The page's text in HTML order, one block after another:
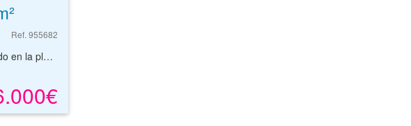
Ref. 955682
Local - Trastero de 109 m² ubicado en Monóvar, Alicante. Se trata de un local-trastero de 109 m² situado en la planta sótano del edificio. Se sitúa en el núcleo urbano de Monóvar, con acceso por la N-330 y buena conexión con la autovía A-31. La localidad dispone de líneas de autobús interurbano que comunican con poblaciones cercanas y estación de tren en el entorno comarcal. En la zona se pueden encontrar supermercados, centros educativos, instalaciones deportivas, oficinas bancarias y establecimientos de restauración. Cerca de el Hospital de Monóvar, el Teatro Principal de Monóvar y el Mercado de Abastos. Con nuestros servicios podrá encontrar trastero que necesita y asegurar su inversión con el mejor de los asesoramientos especializados. Empiece ahora mismo pidiendo más información. Un responsable cercano a usted le atenderá personalmente.